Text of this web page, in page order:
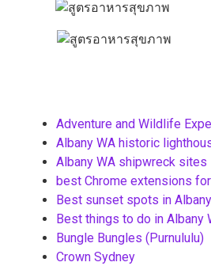
Adventure and Wildlife
Albany WA historic
Albany WA shipwreck sites
best Chrome extensions
Best sunset spots in Albany
Best things to do in Albany
Bungle Bungles (Purnululu)
Crown Sydney